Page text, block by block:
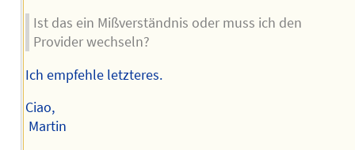
Ist das ein Mißverständnis oder muss ich den
Provider wechseln?
Ich empfehle letzteres.
Ciao,
Martin